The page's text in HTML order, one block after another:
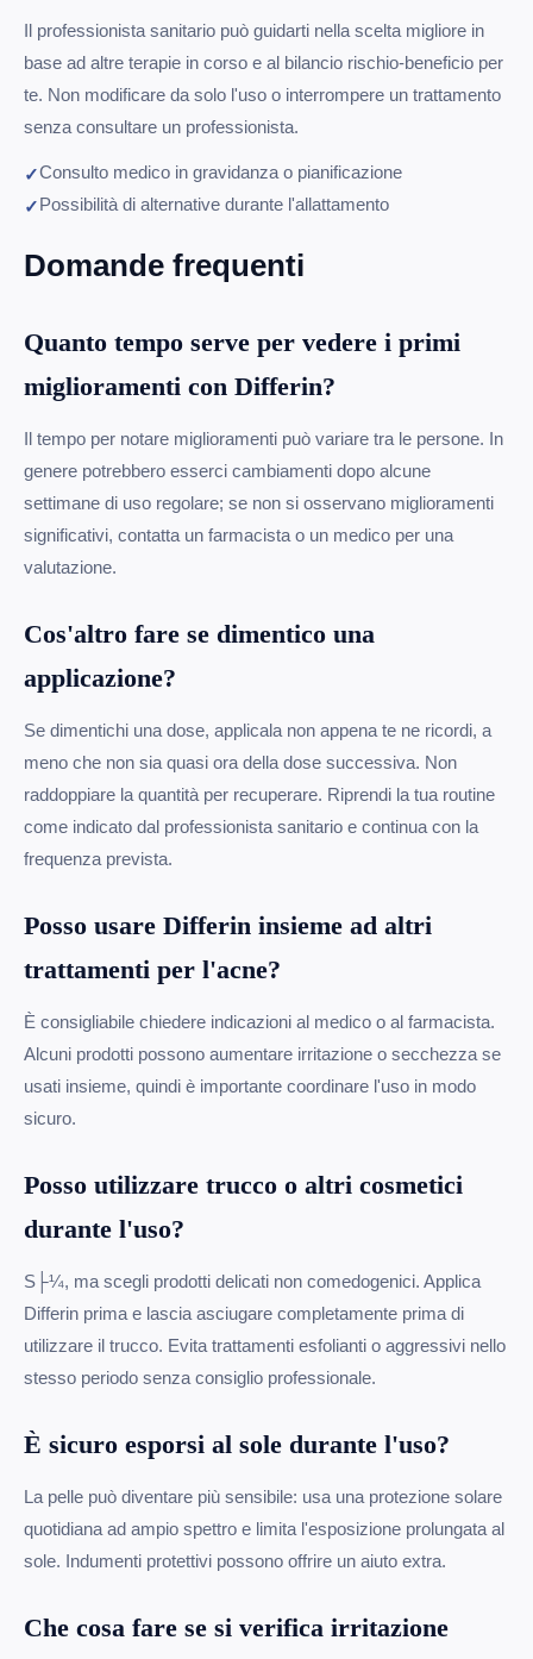
Il professionista sanitario può guidarti nella scelta migliore in
base ad altre terapie in corso e al bilancio rischio-beneficio per
te. Non modificare da solo l'uso o interrompere un trattamento
senza consultare un professionista.
Consulto medico in gravidanza o pianificazione
Possibilità di alternative durante l'allattamento
Domande frequenti
Quanto tempo serve per vedere i primi
miglioramenti con Differin?
Il tempo per notare miglioramenti può variare tra le persone. In
genere potrebbero esserci cambiamenti dopo alcune
settimane di uso regolare; se non si osservano miglioramenti
significativi, contatta un farmacista o un medico per una
valutazione.
Cos'altro fare se dimentico una
applicazione?
Se dimentichi una dose, applicala non appena te ne ricordi, a
meno che non sia quasi ora della dose successiva. Non
raddoppiare la quantità per recuperare. Riprendi la tua routine
come indicato dal professionista sanitario e continua con la
frequenza prevista.
Posso usare Differin insieme ad altri
trattamenti per l'acne?
È consigliabile chiedere indicazioni al medico o al farmacista.
Alcuni prodotti possono aumentare irritazione o secchezza se
usati insieme, quindi è importante coordinare l'uso in modo
sicuro.
Posso utilizzare trucco o altri cosmetici
durante l'uso?
S├¼, ma scegli prodotti delicati non comedogenici. Applica
Differin prima e lascia asciugare completamente prima di
utilizzare il trucco. Evita trattamenti esfolianti o aggressivi nello
stesso periodo senza consiglio professionale.
È sicuro esporsi al sole durante l'uso?
La pelle può diventare più sensibile: usa una protezione solare
quotidiana ad ampio spettro e limita l'esposizione prolungata al
sole. Indumenti protettivi possono offrire un aiuto extra.
Che cosa fare se si verifica irritazione